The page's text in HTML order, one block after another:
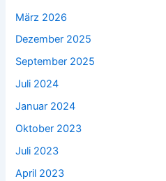
März 2026
Dezember 2025
September 2025
Juli 2024
Januar 2024
Oktober 2023
Juli 2023
April 2023